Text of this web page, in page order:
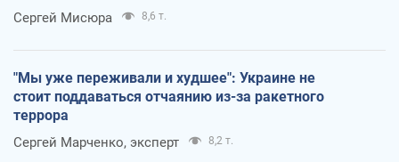
Сергей Мисюра 8,6 т.
"Мы уже переживали и худшее": Украине не
стоит поддаваться отчаянию из-за ракетного
террора
Сергей Марченко, эксперт 8,2 т.